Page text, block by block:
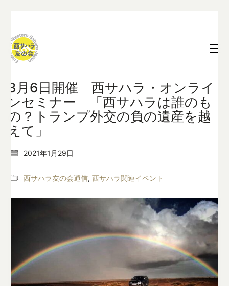
3月6日開催 西サハラ・オンライ
ンセミナー 「西サハラは誰のも
の？トランプ外交の負の遺産を越
えて」
2021年1月29日
西サハラ友の会通信, 西サハラ関連イベント